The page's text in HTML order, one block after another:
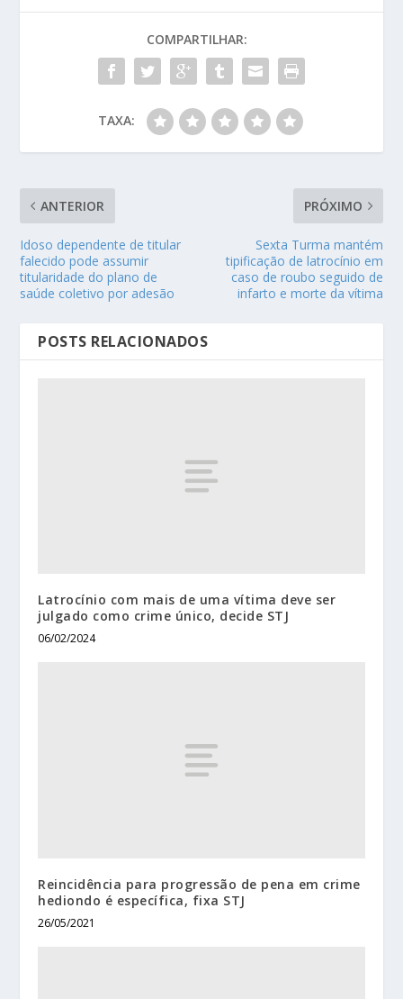
COMPARTILHAR:
TAXA:
ANTERIOR
Idoso dependente de titular
falecido pode assumir
titularidade do plano de
saúde coletivo por adesão
PRÓXIMO
Sexta Turma mantém
tipificação de latrocínio em
caso de roubo seguido de
infarto e morte da vítima
POSTS RELACIONADOS
Latrocínio com mais de uma vítima deve ser
julgado como crime único, decide STJ
06/02/2024
Reincidência para progressão de pena em crime
hediondo é específica, fixa STJ
26/05/2021